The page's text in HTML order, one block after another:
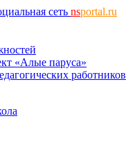
сеть nsportal.ru
«Алые паруса»
работников